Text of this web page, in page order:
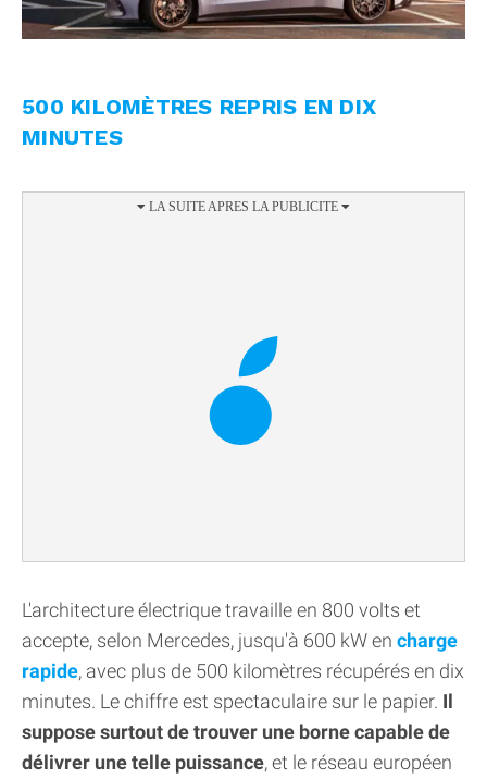
500 KILOMÈTRES REPRIS EN DIX
MINUTES
L'architecture électrique travaille en 800 volts et
accepte, selon Mercedes, jusqu'à 600 kW en charge
rapide, avec plus de 500 kilomètres récupérés en dix
minutes. Le chiffre est spectaculaire sur le papier. Il
suppose surtout de trouver une borne capable de
délivrer une telle puissance, et le réseau européen